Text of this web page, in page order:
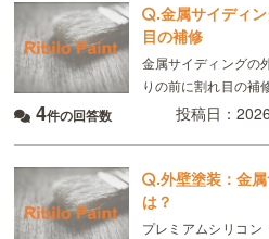
.金属サイディ
目の補修
金属サイディングの
りの前に割れ目の補
場合補修剤は何を使
4件の回答数 投稿日：
.外壁塗装：金
は？
プレミアムシリコ